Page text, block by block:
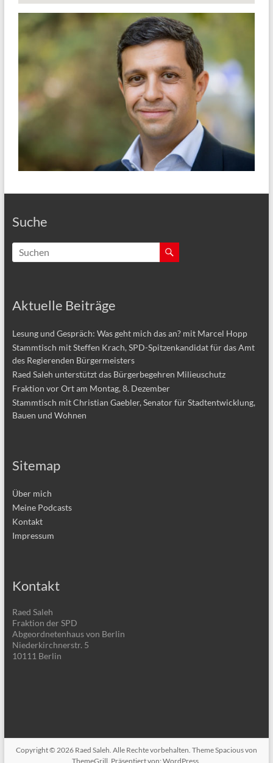
Suche
Aktuelle Beiträge
Lesung und Gespräch: Was geht mich das an? mit Marcel Hopp
Stammtisch mit Steffen Krach, SPD-Spitzenkandidat für das Amt
des Regierenden Bürgermeisters
Raed Saleh unterstützt das Bürgerbegehren Milieuschutz
Fraktion vor Ort am Montag, 8. Dezember
Stammtisch mit Christian Gaebler, Senator für Stadtentwicklung,
Bauen und Wohnen
Sitemap
Über mich
Meine Podcasts
Kontakt
Impressum
Kontakt
Raed Saleh
Fraktion der SPD
Abgeordnetenhaus von Berlin
Niederkirchnerstr. 5
10111 Berlin
Copyright © 2026 Raed Saleh . Alle Rechte vorbehalten. ThemeSpaciousvon
ThemeGrill. Präsentiert von:WordPress